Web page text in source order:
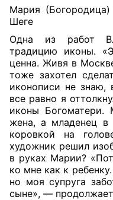
Мария (Богородица)
Шеге
Одна из работ
традицию иконы.
ценна. Живя в
тоже захотел
иконописи не знаю,
все равно я
иконы
жена, а младенец
коровкой на
художник решил
в руках Марии?
ко мне как к
но моя супруга
сыне», —